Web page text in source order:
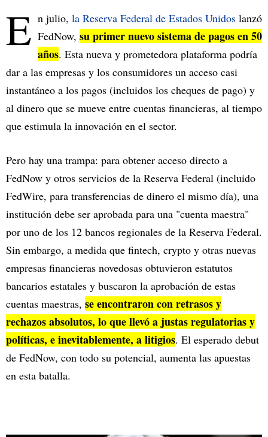
E n julio, la Reserva Federal de Estados Unidos lanzó
FedNow, su primer nuevo sistema de pagos en 50
años. Esta nueva y prometedora plataforma podría
dar a las empresas y los consumidores un acceso casi
instantáneo a los pagos (incluidos los cheques de pago) y
al dinero que se mueve entre cuentas financieras, al tiempo
que estimula la innovación en el sector.
Pero hay una trampa: para obtener acceso directo a
FedNow y otros servicios de la Reserva Federal (incluido
FedWire, para transferencias de dinero el mismo día), una
institución debe ser aprobada para una "cuenta maestra"
por uno de los 12 bancos regionales de la Reserva Federal.
Sin embargo, a medida que fintech, crypto y otras nuevas
empresas financieras novedosas obtuvieron estatutos
bancarios estatales y buscaron la aprobación de estas
cuentas maestras, se encontraron con retrasos y
rechazos absolutos, lo que llevó a justas regulatorias y
políticas, e inevitablemente, a litigios. El esperado debut
de FedNow, con todo su potencial, aumenta las apuestas
en esta batalla.